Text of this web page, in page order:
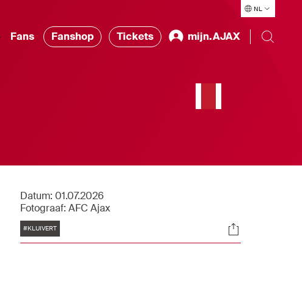
NL
Fans Fanshop Tickets mijn.AJAX
Datum: 01.07.2026
Fotograaf: AFC Ajax
Tags
#KLUIVERT Socials